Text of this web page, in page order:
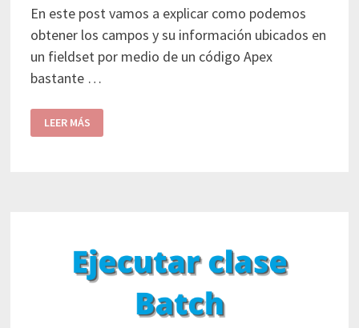
En este post vamos a explicar como podemos
obtener los campos y su información ubicados en
un fieldset por medio de un código Apex
bastante …
LEER MÁS